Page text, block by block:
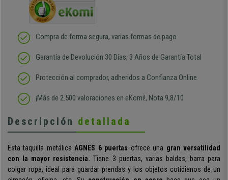
Compra de forma segura, varias formas de pago
Garantía de Devolución 30 Días, 3 Años de Garantía Total
Protección al comprador, adheridos a Confianza Online
¡Más de 2.500 valoraciones en eKomi!, Nota 9,8/10
Descripción detallada
Esta taquilla metálica AGNES 6 puertas ofrece una gran versatilidad
con la mayor resistencia. Tiene 3 puertas, varias baldas, barra para
colgar ropa, ideal para guardar prendas y los objetos cotidianos de un